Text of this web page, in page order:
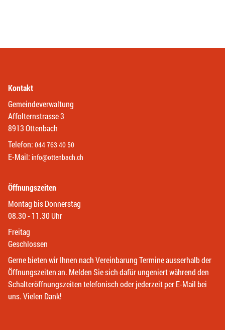
Kontakt
Gemeindeverwaltung
Affolternstrasse 3
8913 Ottenbach
Telefon: 044 763 40 50
E-Mail: info@ottenbach.ch
Öffnungszeiten
Montag bis Donnerstag
08.30 - 11.30 Uhr
Freitag
Geschlossen
Gerne bieten wir Ihnen nach Vereinbarung Termine ausserhalb der
Öffnungszeiten an. Melden Sie sich dafür ungeniert während den
Schalteröffnungszeiten telefonisch oder jederzeit per E-Mail bei
uns. Vielen Dank!